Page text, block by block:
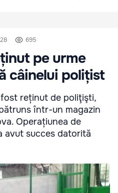
695
pe urme
câinelui polițist
reținut de poliţişti,
într-un magazin
Operațiunea de
avut succes datorită